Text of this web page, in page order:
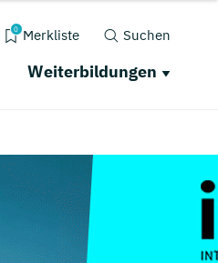
0 Merkliste Suchen
Weiterbildungen